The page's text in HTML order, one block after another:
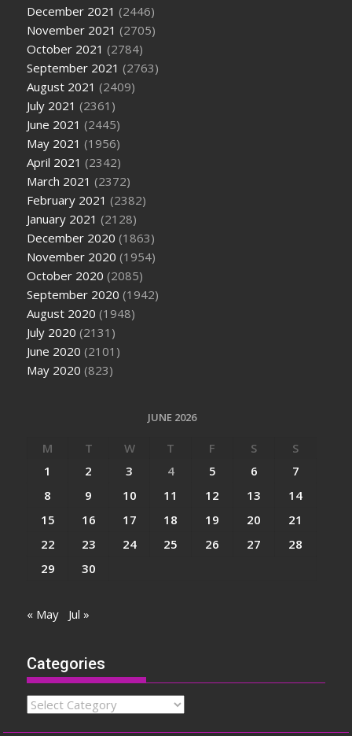
December 2021 (2446)
November 2021 (2705)
October 2021 (2784)
September 2021 (2763)
August 2021 (2409)
July 2021 (2361)
June 2021 (2445)
May 2021 (1956)
April 2021 (2342)
March 2021 (2372)
February 2021 (2382)
January 2021 (2128)
December 2020 (1863)
November 2020 (1954)
October 2020 (2085)
September 2020 (1942)
August 2020 (1948)
July 2020 (2131)
June 2020 (2101)
May 2020 (823)
JUNE 2026
M T W T F S
S
1
2 3 4 5 6
7
8
9 10 11 12 13
14
15
16 17 18 19 20
21
22
23 24 25 26 27
28
29
30
« May Jul »
Categories
Categories